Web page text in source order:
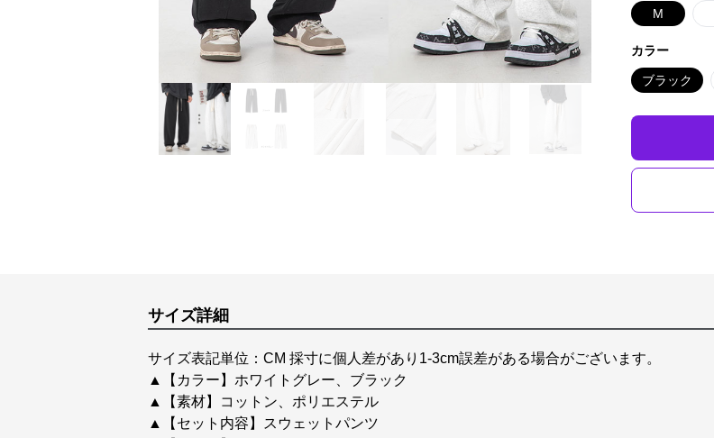
M
カラー
ブラック
サイズ詳細
サイズ表記単位：CM 採寸に個人差があり1-3cm誤差がある場合がございます。
▲【カラー】ホワイトグレー、ブラック
▲【素材】コットン、ポリエステル
▲【セット内容】スウェットパンツ